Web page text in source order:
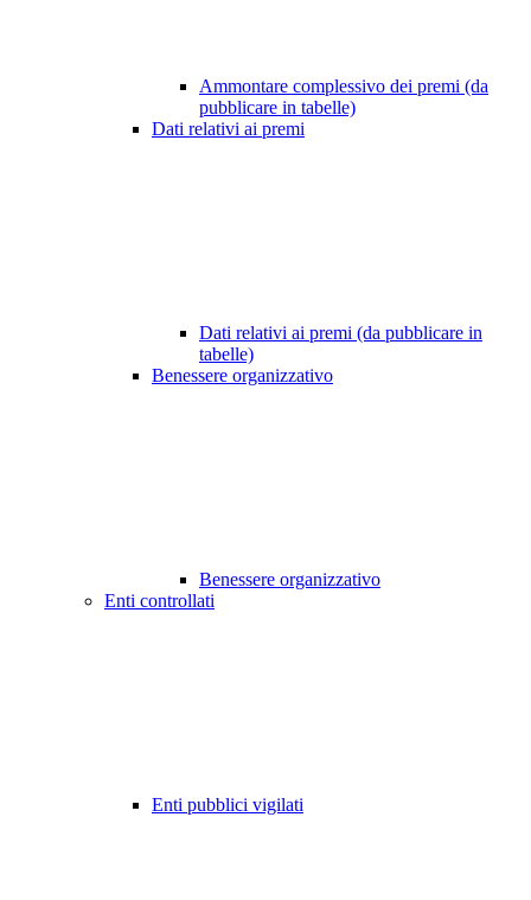
Ammontare complessivo dei premi (da
pubblicare in tabelle)
Dati relativi ai premi
Dati relativi ai premi (da pubblicare in
tabelle)
Benessere organizzativo
Benessere organizzativo
Enti controllati
Enti pubblici vigilati